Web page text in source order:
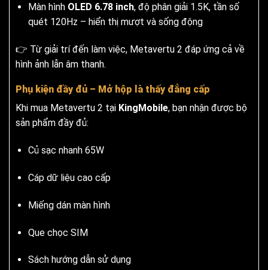
Màn hình OLED 6.78 inch, độ phân giải 1.5K, tần số
quét 120Hz – hiển thị mượt và sống động
👉 Từ giải trí đến làm việc, Metavertu 2 đáp ứng cả về
hình ảnh lẫn âm thanh.
Phụ kiện đầy đủ – Mở hộp là thấy đẳng cấp
Khi mua Metavertu 2 tại KingMobile, bạn nhận được bộ
sản phẩm đầy đủ:
Củ sạc nhanh 65W
Cáp dữ liệu cao cấp
Miếng dán màn hình
Que chọc SIM
Sách hướng dẫn sử dụng